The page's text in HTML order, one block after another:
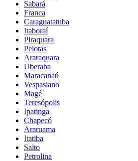
Sabará
Franca
Caraguatatuba
Itaboraí
Piraquara
Pelotas
Araraquara
Uberaba
Maracanaú
Vespasiano
Magé
Teresópolis
Ipatinga
Chapecó
Araruama
Itatiba
Salto
Petrolina